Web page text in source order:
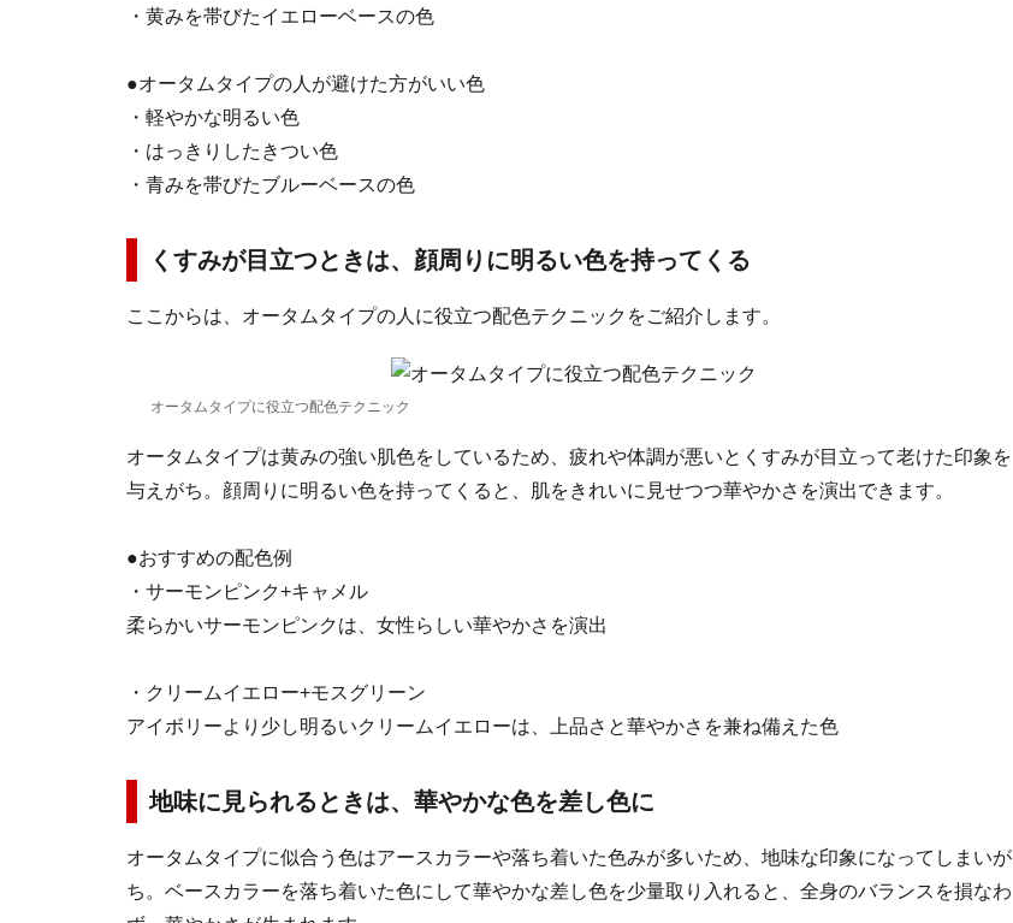
・黄みを帯びたイエローベースの色
●オータムタイプの人が避けた方がいい色
・軽やかな明るい色
・はっきりしたきつい色
・青みを帯びたブルーベースの色
くすみが目立つときは、顔周りに明るい色を持ってくる
ここからは、オータムタイプの人に役立つ配色テクニックをご紹介します。
オータムタイプに役立つ配色テクニック
オータムタイプは黄みの強い肌色をしているため、疲れや体調が悪いとくすみが目立って老けた印象を
与えがち。顔周りに明るい色を持ってくると、肌をきれいに見せつつ華やかさを演出できます。
●おすすめの配色例
・サーモンピンク+キャメル
柔らかいサーモンピンクは、女性らしい華やかさを演出
・クリームイエロー+モスグリーン
アイボリーより少し明るいクリームイエローは、上品さと華やかさを兼ね備えた色
地味に見られるときは、華やかな色を差し色に
オータムタイプに似合う色はアースカラーや落ち着いた色みが多いため、地味な印象になってしまいが
ち。ベースカラーを落ち着いた色にして華やかな差し色を少量取り入れると、全身のバランスを損なわ